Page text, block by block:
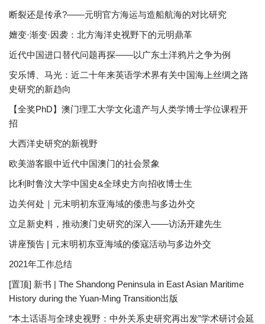
断裂还是传承?——元明官方海运与造船航海的对比研究
嬗变·渐变·因袭：北方海洋史视野下的元明鼎革
近代中国进口替代问题再探——以广东土洋鸦片之争为例
安乐博、马光：近二十年来英语学术界有关中国海上丝绸之路
史研究的新趋向
【全奖PhD】澳门理工大学文化遗产与人类学博士学位课程开
招
大西洋史研究的新视野
欧美游客眼中近代中国澳门的社会景象
比利时鲁汶大学中国史&全球史方向招收博士生
边关何处｜元末明初东亚海域的倭患与多边外交
立足新史料，推动澳门史研究的深入——访汤开建先生
讲座预告 | 元末明初东亚海域的倭寇活动与多边外交
2021年工作总结
[置顶] 新书 | The Shandong Peninsula in East Asian Maritime
History during the Yuan-Ming Transition出版
“本土话语与全球史视野：中外关系史研究再出发”学术研讨会延